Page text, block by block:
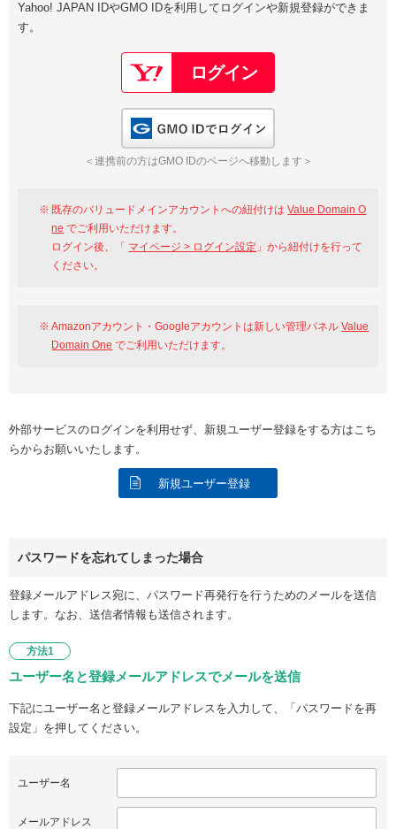
Google
GMO ID Amazon
※AmazonはValue Domain Oneのログイン画面へ遷移します
Value Domain Oneアカウント作成
以下でも登録可能
Google Yahoo!
GMO ID
Yahoo! JAPAN IDやGMO IDを利用してログインや新規登録ができま
す。
＜連携前の方はGMO IDのページへ移動します＞
既存のバリュードメインアカウントへの紐付けはValue Domain O
ne でご利用いただけます。
ログイン後、「 マイページ > ログイン設定 」から紐付けを行って
ください。
Amazonアカウント・Googleアカウントは新しい管理パネルValue
Domain One でご利用いただけます。
外部サービスのログインを利用せず、新規ユーザー登録をする方はこち
らからお願いいたします。
新規ユーザー登録
パスワードを忘れてしまった場合
登録メールアドレス宛に、パスワード再発行を行うためのメールを送信
します。なお、送信者情報も送信されます。
方法1
ユーザー名と登録メールアドレスでメールを送信
下記にユーザー名と登録メールアドレスを入力して、「パスワードを再
設定」を押してください。
ユーザー名
メールアドレス